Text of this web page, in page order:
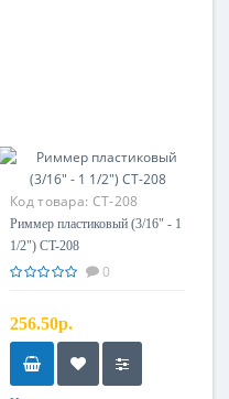
Код товара: CT-208
Риммер пластиковый (3/16" - 1
1/2") CT-208
0
256.50р.